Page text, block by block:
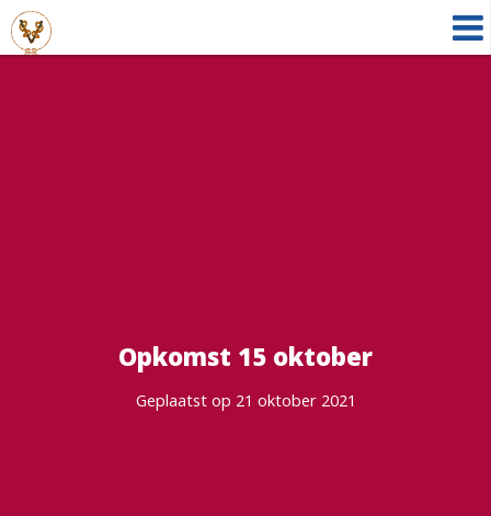
Opkomst 15 oktober
Geplaatst op 21 oktober 2021